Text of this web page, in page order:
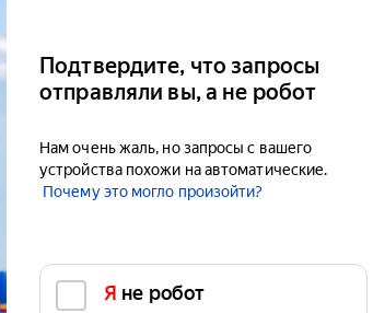
Подтвердите, что запросы
отправляли вы, а не робот
Нам очень жаль, но запросы с вашего
устройства похожи на автоматические.
Почему это могло произойти?
Я не робот